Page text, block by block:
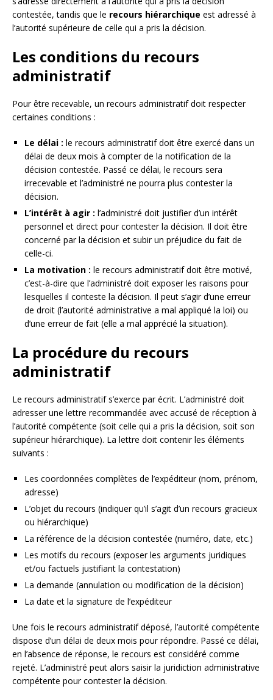
contestée, tandis que le recours hiérarchique est adressé à
l’autorité supérieure de celle qui a pris la décision.
Les conditions du recours
administratif
Pour être recevable, un recours administratif doit respecter
certaines conditions :
Le délai : le recours administratif doit être exercé dans un
délai de deux mois à compter de la notification de la
décision contestée. Passé ce délai, le recours sera
irrecevable et l’administré ne pourra plus contester la
décision.
L’intérêt à agir : l’administré doit justifier d’un intérêt
personnel et direct pour contester la décision. Il doit être
concerné par la décision et subir un préjudice du fait de
celle-ci.
La motivation : le recours administratif doit être motivé,
c’est-à-dire que l’administré doit exposer les raisons pour
lesquelles il conteste la décision. Il peut s’agir d’une erreur
de droit (l’autorité administrative a mal appliqué la loi) ou
d’une erreur de fait (elle a mal apprécié la situation).
La procédure du recours
administratif
Le recours administratif s’exerce par écrit. L’administré doit
adresser une lettre recommandée avec accusé de réception à
l’autorité compétente (soit celle qui a pris la décision, soit son
supérieur hiérarchique). La lettre doit contenir les éléments
suivants :
Les coordonnées complètes de l’expéditeur (nom, prénom,
adresse)
L’objet du recours (indiquer qu’il s’agit d’un recours gracieux
ou hiérarchique)
La référence de la décision contestée (numéro, date, etc.)
Les motifs du recours (exposer les arguments juridiques
et/ou factuels justifiant la contestation)
La demande (annulation ou modification de la décision)
La date et la signature de l’expéditeur
Une fois le recours administratif déposé, l’autorité compétente
dispose d’un délai de deux mois pour répondre. Passé ce délai,
en l’absence de réponse, le recours est considéré comme
rejeté. L’administré peut alors saisir la juridiction administrative
compétente pour contester la décision.